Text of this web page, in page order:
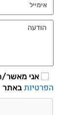
אני
הפרטיות באתר